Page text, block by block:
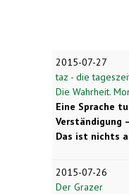
2015-07-27
taz - die
Die Wahrheit.
Eine Sprache
Verständigung
Das ist nichts
2015-07-26
Der Grazer